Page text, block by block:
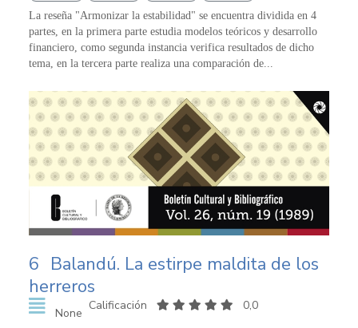
La reseña "Armonizar la estabilidad" se encuentra dividida en 4
partes, en la primera parte estudia modelos teóricos y desarrollo
financiero, como segunda instancia verifica resultados de dicho
tema, en la tercera parte realiza una comparación de...
6 Balandú. La estirpe maldita de los
herreros
None
Calificación 0,0